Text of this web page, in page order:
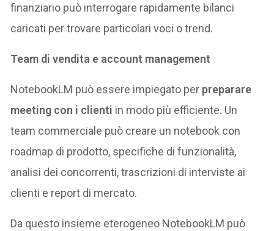
finanziario può interrogare rapidamente bilanci
caricati per trovare particolari voci o trend.
Team di vendita e account management
NotebookLM può essere impiegato per preparare
meeting con i clienti in modo più efficiente. Un
team commerciale può creare un notebook con
roadmap di prodotto, specifiche di funzionalità,
analisi dei concorrenti, trascrizioni di interviste ai
clienti e report di mercato.
Da questo insieme eterogeneo NotebookLM può